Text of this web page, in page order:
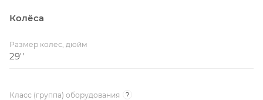
Колёса
Размер колес, дюйм
29''
Класс (группа) оборудования ?